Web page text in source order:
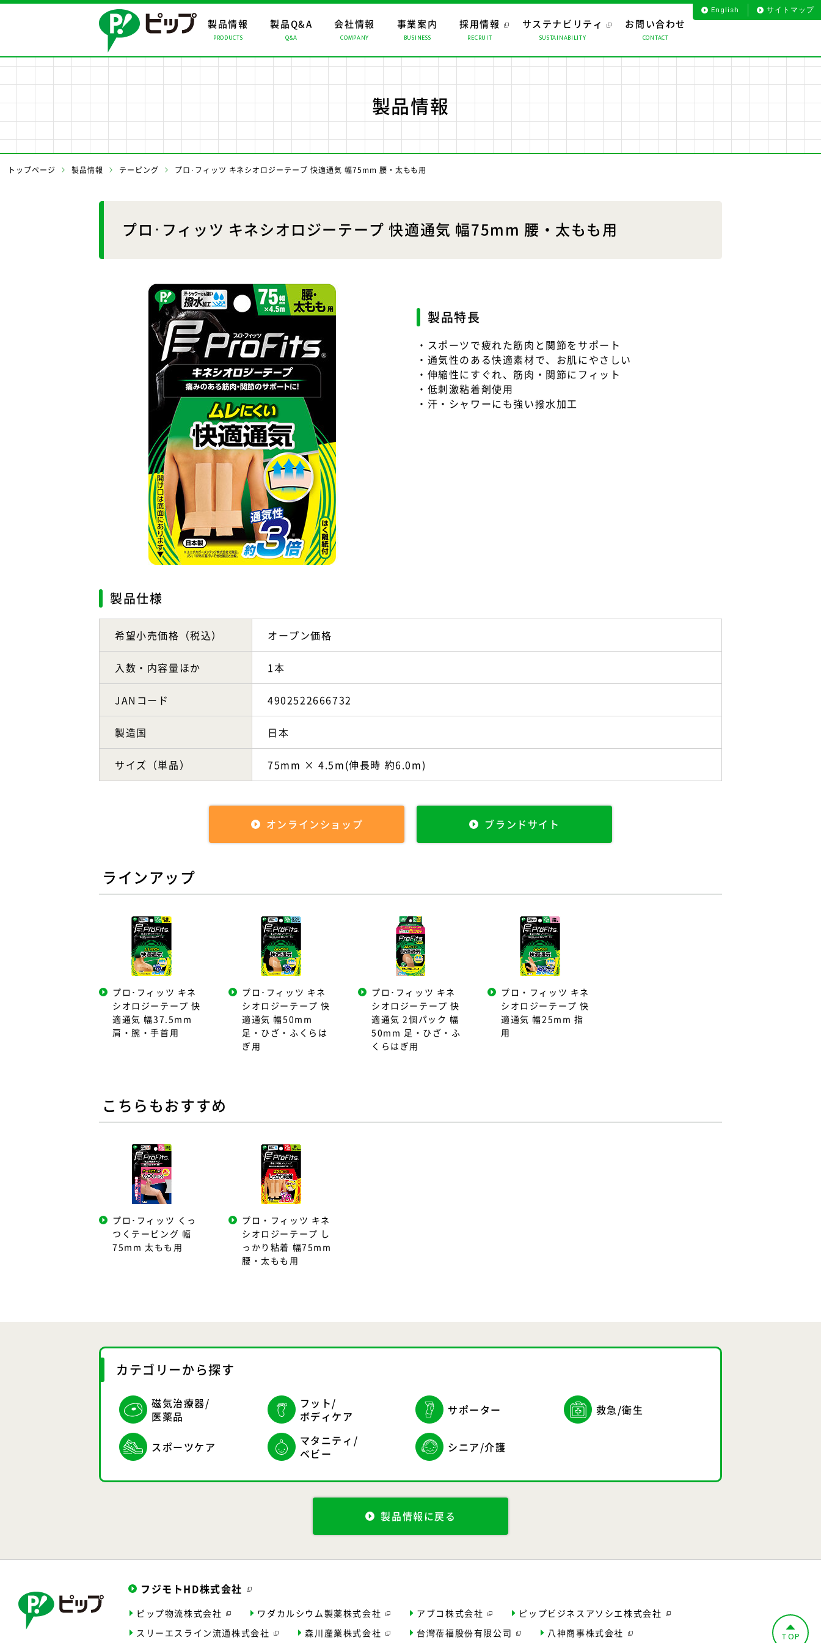
English サイトマップ
製品情報
PRODUCTS
製品情報
製品情報トップ おすすめコンテンツ CMギャラリー お客様のお声から
製品Q&A
Q&A
会社情報
COMPANY
会社情報
会社情報トップ トップメッセージ 経営理念 会社概要 役員一覧 会社沿革 組織図
リスクマネジメント
事業案内
BUSINESS
事業案内
事業案内トップ マーチャンダイジング ロジスティクス プロダクト 海外事業 ライフサポート
採用情報
RECRUIT
サステナビリティ
SUSTAINABILITY
お問い合わせ
CONTACT
製品情報
トップページ 製品情報 テーピング プロ･フィッツ キネシオロジーテープ 快適通気 幅75mm 腰・太もも用
プロ･フィッツ キネシオロジーテープ 快適通気 幅75mm 腰・太もも用
製品特長
・スポーツで疲れた筋肉と関節をサポート
・通気性のある快適素材で、お肌にやさしい
・伸縮性にすぐれ、筋肉・関節にフィット
・低刺激粘着剤使用
・汗・シャワーにも強い撥水加工
製品仕様
希望小売価格（税込） オープン価格
入数・内容量ほか 1本
JANコード 4902522666732
製造国 日本
サイズ（単品） 75mm × 4.5m(伸長時 約6.0m)
オンラインショップ ブランドサイト
ラインアップ
プロ･フィッツ キネ
シオロジーテープ 快
適通気 幅37.5mm
肩・腕・手首用
プロ･フィッツ キネ
シオロジーテープ 快
適通気 幅50mm
足・ひざ・ふくらは
ぎ用
プロ･フィッツ キネ
シオロジーテープ 快
適通気 2個パック 幅
50mm 足・ひざ・ふ
くらはぎ用
プロ・フィッツ キネ
シオロジーテープ 快
適通気 幅25mm 指
用
こちらもおすすめ
プロ･フィッツ くっ
つくテーピング 幅
75mm 太もも用
プロ・フィッツ キネ
シオロジーテープ し
っかり粘着 幅75mm
腰・太もも用
カテゴリーから探す
磁気治療器/
医薬品
フット/
ボディケア
サポーター 救急/衛生
スポーツケア
マタニティ/
ベビー
シニア/介護
製品情報に戻る
TOP
フジモトHD株式会社
ピップ物流株式会社 ワダカルシウム製薬株式会社 アブコ株式会社 ピップビジネス アソシエ株式会社
スリーエスライン流通株式会社 森川産業株式会社 台灣蓓福股份有限公司 八神商事株式会社